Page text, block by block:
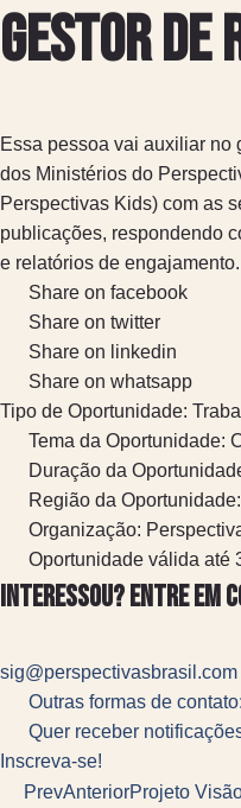
Gestor de
Essa pessoa vai auxiliar no
dos Ministérios do
Perspectivas Kids) com as
publicações, respondendo
e relatórios de engajamento.
Share on facebook
Share on twitter
Share on linkedin
Share on whatsapp
Tipo de Oportunidade:
Tema da Oportunidade:
Duração da
Região da Oportunidade:
Organização:
Oportunidade válida até
Interessou? Entre em
sig@perspectivasbrasil.com
Outras formas de
Quer receber
Inscreva-se!
PrevAnteriorProjeto